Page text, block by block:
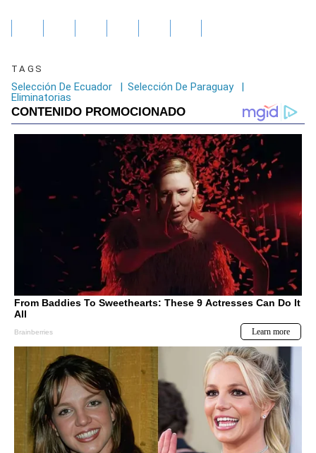
TAGS
Selección De Ecuador | Selección De Paraguay
|
Eliminatorias